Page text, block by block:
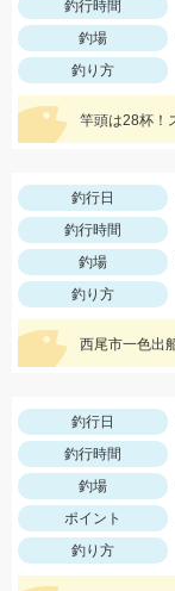
釣行時間
釣場
釣り方
釣行日
釣行時間
釣場
釣り方
釣行日
釣行時間
釣場
ポイント
釣り方